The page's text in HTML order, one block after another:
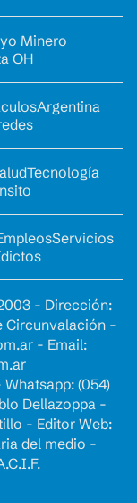
Minero
OH
Argentina
Tecnología
Servicios
- Dirección:
Circunvalación -
- Email:
Whatsapp: (054)
Dellazoppa -
- Editor Web:
del medio -